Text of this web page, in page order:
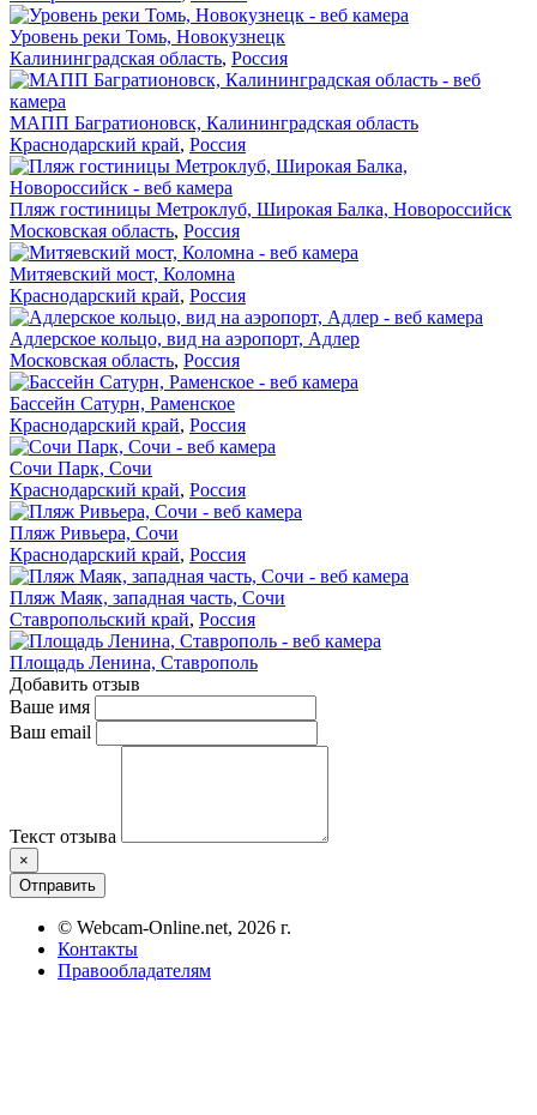
Уровень реки Томь, Новокузнецк
Калининградская область, Россия
МАПП Багратионовск, Калининградская область
Краснодарский край, Россия
Пляж гостиницы Метроклуб, Широкая Балка, Новороссийск
Московская область, Россия
Митяевский мост, Коломна
Краснодарский край, Россия
Адлерское кольцо, вид на аэропорт, Адлер
Московская область, Россия
Бассейн Сатурн, Раменское
Краснодарский край, Россия
Сочи Парк, Сочи
Краснодарский край, Россия
Пляж Ривьера, Сочи
Краснодарский край, Россия
Пляж Маяк, западная часть, Сочи
Ставропольский край, Россия
Площадь Ленина, Ставрополь
Добавить отзыв
Ваше имя
Ваш email
Текст отзыва
×
Отправить
© Webcam-Online.net, 2026 г.
Контакты
Правообладателям